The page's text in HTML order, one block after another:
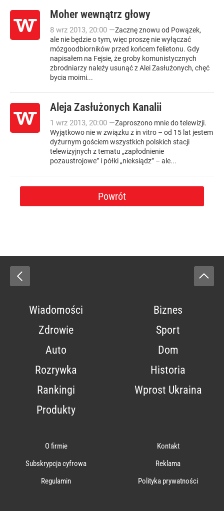
Moher wewnątrz głowy
8 wrz 2013, 20:00 —Zacznę znowu od Powązek,
ale nie będzie o tym, więc proszę nie wyłączać
mózgoodbiorników przed końcem felietonu. Gdy
napisałem na Fejsie, że groby komunistycznych
zbrodniarzy należy usunąć z Alei Zasłużonych, chęć
bycia moimi...
Aleja Zasłużonych Kanalii
1 wrz 2013, 20:00 —Zaproszono mnie do telewizji.
Wyjątkowo nie w związku z in vitro – od 15 lat jestem
dyżurnym gościem wszystkich polskich stacji
telewizyjnych z tematu „zapłodnienie
pozaustrojowe” i półki „nieksiądz” – ale...
Powrót
Wiadomości
Biznes
Zdrowie
Sport
Auto
Dom
Rozrywka
Historia
Rankingi
Wprost Ukraina
Produkty
O firmie
Kontakt
Subskrypcja cyfrowa
Reklama
Regulamin
Polityka prywatności